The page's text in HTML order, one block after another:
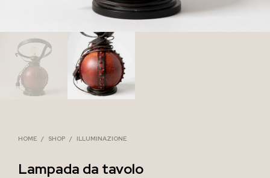
HOME / SHOP / ILLUMINAZIONE
Lampada da tavolo